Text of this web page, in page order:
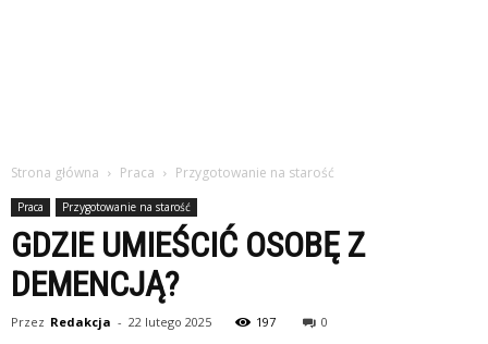
Strona główna Praca Przygotowanie na starość
Praca Przygotowanie na starość
GDZIE UMIEŚCIĆ OSOBĘ Z
DEMENCJĄ?
Przez Redakcja - 22 lutego 2025 197 0